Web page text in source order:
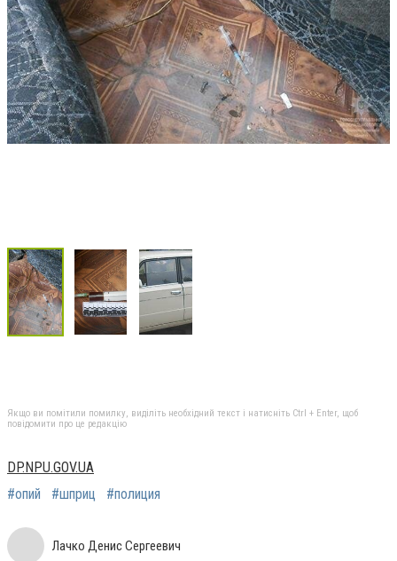
Якщо ви помітили помилку, виділіть необхідний текст і натисніть Ctrl + Enter, щоб
повідомити про це редакцію
DP.NPU.GOV.UA
#опий
#шприц #полиция
Лачко Денис Сергеевич